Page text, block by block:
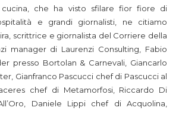
cucina, che ha visto sfilare fior fiore di
e grandi giornalisti, ne citiamo
scrittrice e giornalista del Corriere della
manager di Laurenzi Consulting, Fabio
presso Bortolan & Carnevali, Giancarlo
Gianfranco Pascucci chef di Pascucci al
chef di Metamorfosi, Riccardo Di
Daniele Lippi chef di Acquolina,